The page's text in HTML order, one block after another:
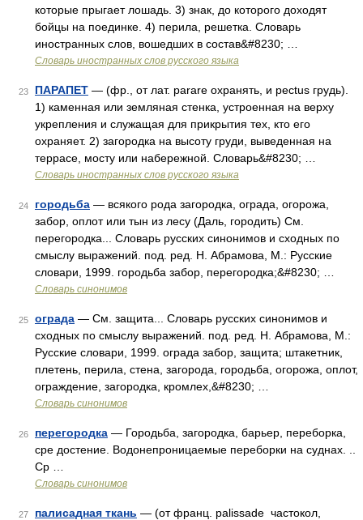
которые прыгает лошадь. 3) знак, до которого доходят
бойцы на поединке. 4) перила, решетка. Словарь
иностранных слов, вошедших в состав&#8230; …
Словарь иностранных слов русского языка
23 ПАРАПЕТ — (фр., от лат. parare охранять, и pectus грудь).
1) каменная или земляная стенка, устроенная на верху
укрепления и служащая для прикрытия тех, кто его
охраняет. 2) загородка на высоту груди, выведенная на
террасе, мосту или набережной. Словарь&#8230; …
Словарь иностранных слов русского языка
24 городьба — всякого рода загородка, ограда, огорожа,
забор, оплот или тын из лесу (Даль, городить) См.
перегородка... Словарь русских синонимов и сходных по
смыслу выражений. под. ред. Н. Абрамова, М.: Русские
словари, 1999. городьба забор, перегородка;&#8230; …
Словарь синонимов
25 ограда — См. защита... Словарь русских синонимов и
сходных по смыслу выражений. под. ред. Н. Абрамова, М.:
Русские словари, 1999. ограда забор, защита; штакетник,
плетень, перила, стена, загорода, городьба, огорожа, оплот,
ограждение, загородка, кромлех,&#8230; …
Словарь синонимов
26 перегородка — Городьба, загородка, барьер, переборка,
сре достение. Водонепроницаемые переборки на суднах. ..
Ср …
Словарь синонимов
27 палисадная ткань — (от франц. palissade частокол,